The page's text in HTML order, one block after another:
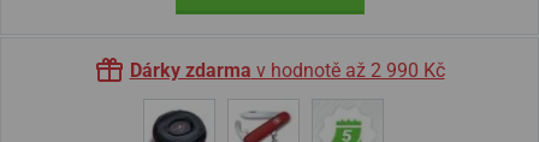
Dárky zdarma v hodnotě až 2 990 Kč